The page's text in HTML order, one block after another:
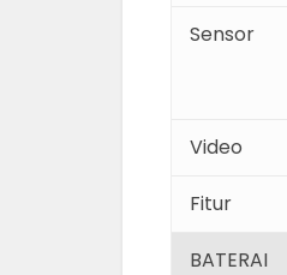
Sensor
Video
Fitur
BATERAI